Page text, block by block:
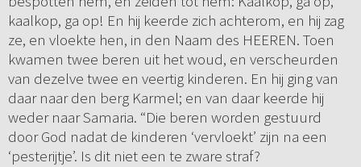
kaalkop, ga op! En hij keerde zich achterom, en hij zag
ze, en vloekte hen, in den Naam des HEEREN. Toen
kwamen twee beren uit het woud, en verscheurden
van dezelve twee en veertig kinderen. En hij ging van
daar naar den berg Karmel; en van daar keerde hij
weder naar Samaria. “Die beren worden gestuurd
door God nadat de kinderen ‘vervloekt’ zijn na een
‘pesterijtje’. Is dit niet een te zware straf?